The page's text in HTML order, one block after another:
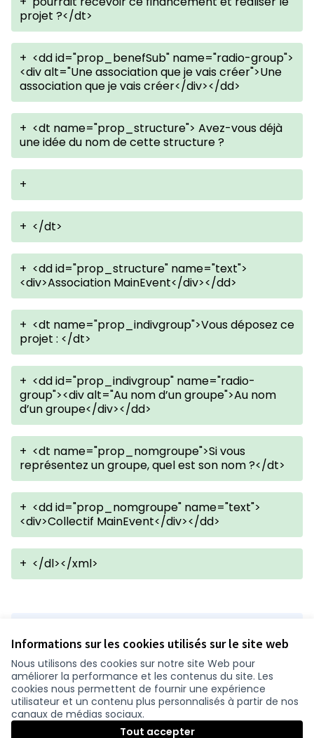
Informations sur les cookies utilisés sur le site web
Nous utilisons des cookies sur notre site Web pour
améliorer la performance et les contenus du site. Les
cookies nous permettent de fournir une expérience
utilisateur et un contenu plus personnalisés à partir de nos
canaux de médias sociaux.
Tout accepter
projet ?</dt>
+ <dd id="prop_benefSub" name="radio-group">
<div alt="Une association que je vais créer">Une
association que je vais créer</div></dd>
+ <dt name="prop_structure"> Avez-vous déjà
une idée du nom de cette structure ?
+
+ </dt>
+ <dd id="prop_structure" name="text">
<div>Association MainEvent</div></dd>
+ <dt name="prop_indivgroup">Vous déposez ce
projet : </dt>
+ <dd id="prop_indivgroup" name="radio-
group"><div alt="Au nom d’un groupe">Au nom
d’un groupe</div></dd>
+ <dt name="prop_nomgroupe">Si vous
représentez un groupe, quel est son nom ?</dt>
+ <dd id="prop_nomgroupe" name="text">
<div>Collectif MainEvent</div></dd>
+ </dl></xml>
Conditions d'utilisation
Paramètres des cookies
participer.loire-atlantique.fr sur Facebook
(Nouvelle fenêtre)
participer.loire-atlantique.fr sur Instagram
(Nouvelle fenêtre)
participer.loire-atlantique.fr sur YouTube
(Nouvelle fenêtre)